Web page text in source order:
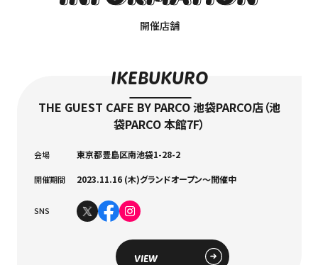
開催店舗
IKEBUKURO
THE GUEST CAFE BY PARCO 池袋PARCO店（池
袋PARCO 本館7F）
会場 東京都豊島区南池袋1-28-2
開催期間 2023.11.16 (木)グランドオープン～開催中
SNS
VIEW